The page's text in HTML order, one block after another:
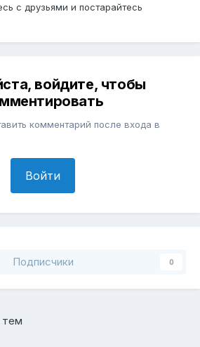
с друзьями и постарайтесь
войдите, чтобы
комментарий после входа в
Войти
Подписчики 0
тем